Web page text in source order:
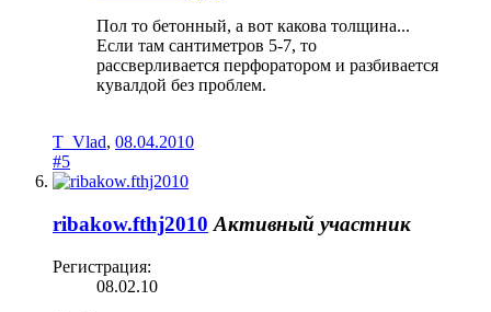
Пол то бетонный, а вот какова толщина...
Если там сантиметров 5-7, то
рассверливается перфоратором и разбивается
кувалдой без проблем.
T_Vlad, 08.04.2010
#5
ribakow.fthj2010 Активный участник
Регистрация:
08.02.10